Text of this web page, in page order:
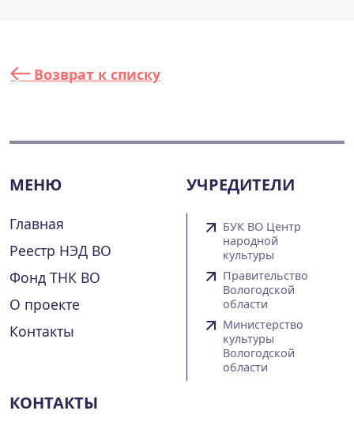
Возврат к списку
МЕНЮ
Главная
Реестр НЭД ВО
Фонд ТНК ВО
О проекте
Контакты
УЧРЕДИТЕЛИ
БУК ВО Центр
народной
культуры
Правительство
Вологодской
области
Министерство
культуры
Вологодской
области
КОНТАКТЫ